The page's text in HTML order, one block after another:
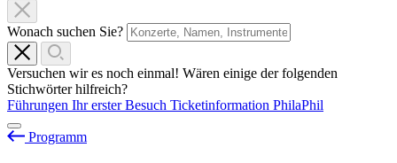
Wonach suchen Sie?
Versuchen wir es noch einmal! Wären einige der folgenden
Stichwörter hilfreich?
Führungen Ihr erster Besuch Ticketinformation PhilaPhil
Programm